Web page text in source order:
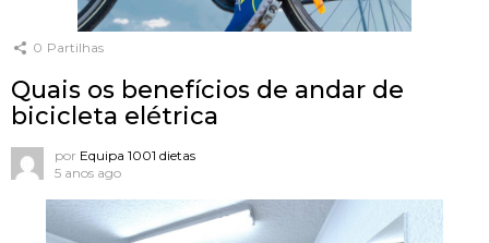
0 Partilhas
Quais os benefícios de andar de
bicicleta elétrica
por Equipa 1001 dietas
5 anos ago